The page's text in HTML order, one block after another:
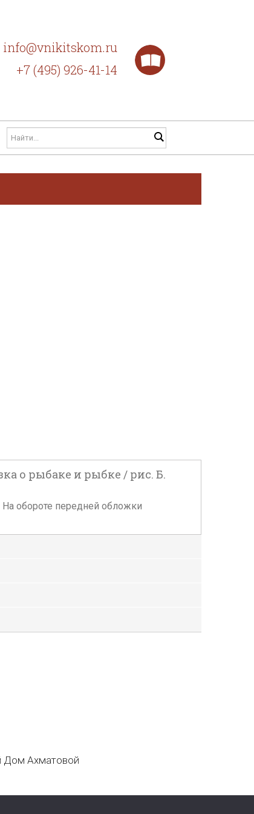
info@vnikitskom.ru
+7 (495) 926-41-14
о рыбаке и рыбке / рис. Б.
На обороте передней обложки
Дом Ахматовой